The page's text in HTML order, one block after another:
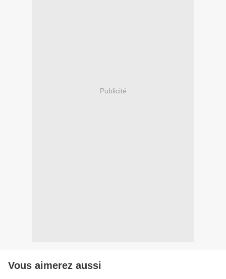
Publicité
Vous aimerez aussi